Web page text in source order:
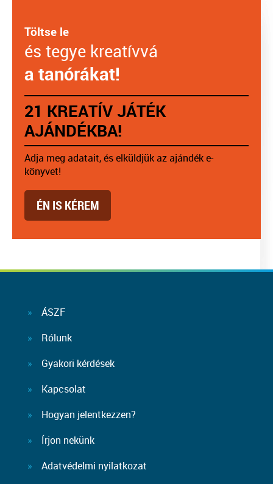
Töltse le
és tegye kreatívvá
a tanórákat!
21 KREATÍV JÁTÉK
AJÁNDÉKBA!
Adja meg adatait, és elküldjük az ajándék e-
könyvet!
ÉN IS KÉREM
ÁSZF
Rólunk
Gyakori kérdések
Kapcsolat
Hogyan jelentkezzen?
Írjon nekünk
Adatvédelmi nyilatkozat